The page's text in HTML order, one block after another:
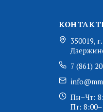
350019,
7 (861)
Пн–Чт:
Пт: